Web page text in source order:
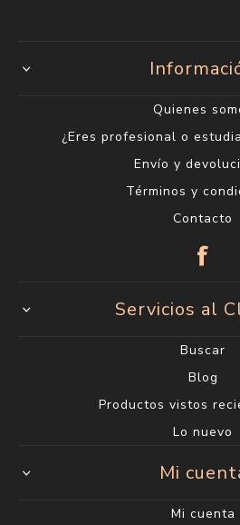
Quienes
¿Eres profesional o
Envío y
Términos y
Contacto
Servicios al
Buscar
Blog
Productos vistos
Lo nuevo
Mi
Mi cuenta